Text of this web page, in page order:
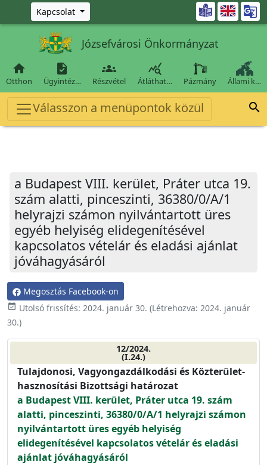
Ugrás a fő tartalomra
Kapcsolat 
Józsefvárosi Önkormányzat

Otthon

Ügyintéz…

Részvétel

Átláthat… Pázmány Állami k…
Válasszon a menüpontok közül 
a Budapest VIII. kerület, Práter utca 19.
szám alatti, pinceszinti, 36380/0/A/1
helyrajzi számon nyilvántartott üres
egyéb helyiség elidegenítésével
kapcsolatos vételár és eladási ajánlat
jóváhagyásáról
Megosztás Facebook-on
event_available Utolsó frissítés: 2024. január 30. (Létrehozva: 2024. január
30.)
12/2024.
(I.24.)
Tulajdonosi, Vagyongazdálkodási és Közterület-
hasznosítási Bizottsági határozat
a Budapest VIII. kerület, Práter utca 19. szám
alatti, pinceszinti, 36380/0/A/1 helyrajzi számon
nyilvántartott üres egyéb helyiség
elidegenítésével kapcsolatos vételár és eladási
ajánlat jóváhagyásáról